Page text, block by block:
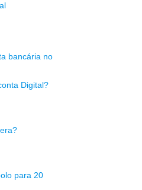
bancária no
Digital?
para 20